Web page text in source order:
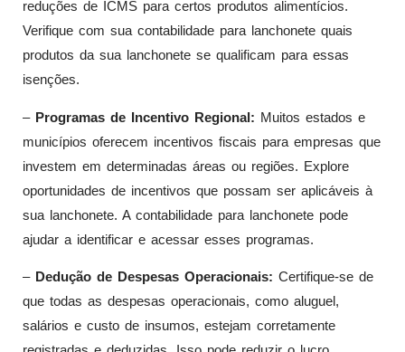
reduções de ICMS para certos produtos alimentícios.
Verifique com sua contabilidade para lanchonete quais
produtos da sua lanchonete se qualificam para essas
isenções.
– Programas de Incentivo Regional: Muitos estados e
municípios oferecem incentivos fiscais para empresas que
investem em determinadas áreas ou regiões. Explore
oportunidades de incentivos que possam ser aplicáveis à
sua lanchonete. A contabilidade para lanchonete pode
ajudar a identificar e acessar esses programas.
– Dedução de Despesas Operacionais: Certifique-se de
que todas as despesas operacionais, como aluguel,
salários e custo de insumos, estejam corretamente